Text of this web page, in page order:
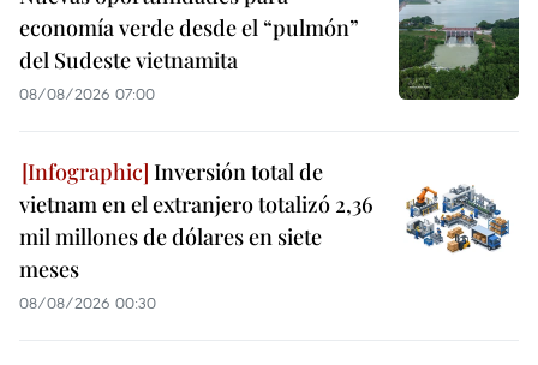
economía verde desde el “pulmón”
del Sudeste vietnamita
08/08/2026 07:00
Inversión total de
vietnam en el extranjero totalizó 2,36
mil millones de dólares en siete
meses
08/08/2026 00:30